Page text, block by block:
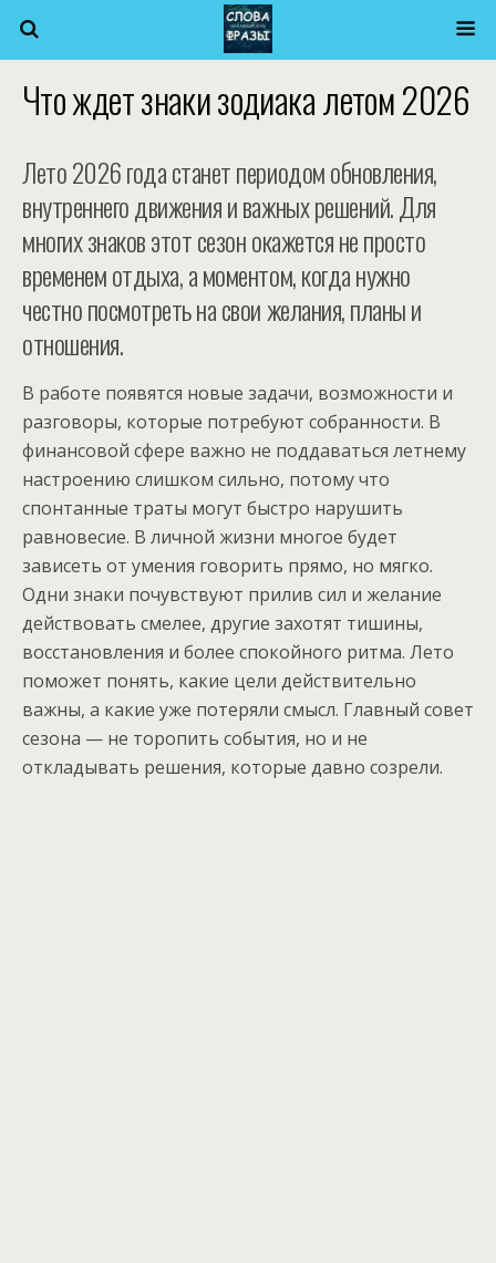
Что ждет знаки зодиака летом 2026
Лето 2026 года станет периодом обновления,
внутреннего движения и важных решений. Для
многих знаков этот сезон окажется не просто
временем отдыха, а моментом, когда нужно
честно посмотреть на свои желания, планы и
отношения.
В работе появятся новые задачи, возможности и
разговоры, которые потребуют собранности. В
финансовой сфере важно не поддаваться летнему
настроению слишком сильно, потому что
спонтанные траты могут быстро нарушить
равновесие. В личной жизни многое будет
зависеть от умения говорить прямо, но мягко.
Одни знаки почувствуют прилив сил и желание
действовать смелее, другие захотят тишины,
восстановления и более спокойного ритма. Лето
поможет понять, какие цели действительно
важны, а какие уже потеряли смысл. Главный совет
сезона — не торопить события, но и не
откладывать решения, которые давно созрели.